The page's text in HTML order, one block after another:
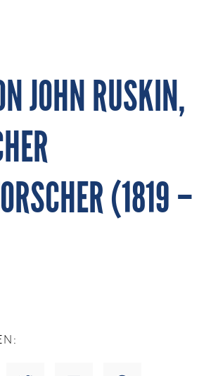
JOHN RUSKIN,
(1819 –